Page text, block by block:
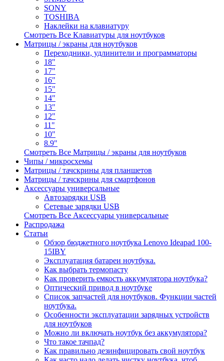
SONY
TOSHIBA
Наклейки на клавиатуру
Смотреть Все Клавиатуры для ноутбуков
Матрицы / экраны для ноутбуков
Переходники, удлинители и программаторы
18"
17"
16"
15"
14"
13"
12"
11"
10"
8.9"
Смотреть Все Матрицы / экраны для ноутбуков
Чипы / микросхемы
Матрицы / тачскрины для планшетов
Матрицы / тачскрины для смартфонов
Аксессуары универсальные
Автозарядки USB
Сетевые зарядки USB
Смотреть Все Аксессуары универсальные
Распродажа
Статьи
Обзор бюджетного ноутбука Lenovo Ideapad 100-
15IBY
Эксплуатация батареи ноутбука.
Как выбрать термопасту
Как проверить емкость аккумулятора ноутбука?
Оптический привод в ноутбуке
Список запчастей для ноутбуков. Функции частей
ноутбука.
Особенности эксплуатации зарядных устройств
для ноутбуков
Можно ли включать ноутбук без аккумулятора?
Что такое тачпад?
Как правильно дезинфицировать свой ноутбук